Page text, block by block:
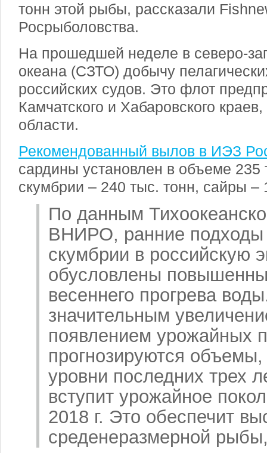
тонн этой рыбы, рассказали
Росрыболовства.
На прошедшей неделе в северо-
океана (СЗТО) добычу
российских судов. Это флот
Камчатского и Хабаровского
области.
Рекомендованный вылов в ИЭЗ
сардины установлен в объеме 235
скумбрии – 240 тыс. тонн, сайры –
По данным
ВНИРО, ранние подходы
скумбрии в российскую
обусловлены
весеннего прогрева
значительным
появлением урожайных
прогнозируются
уровни последних трех
вступит урожайное
2018 г. Это обеспечит
среденеразмерной